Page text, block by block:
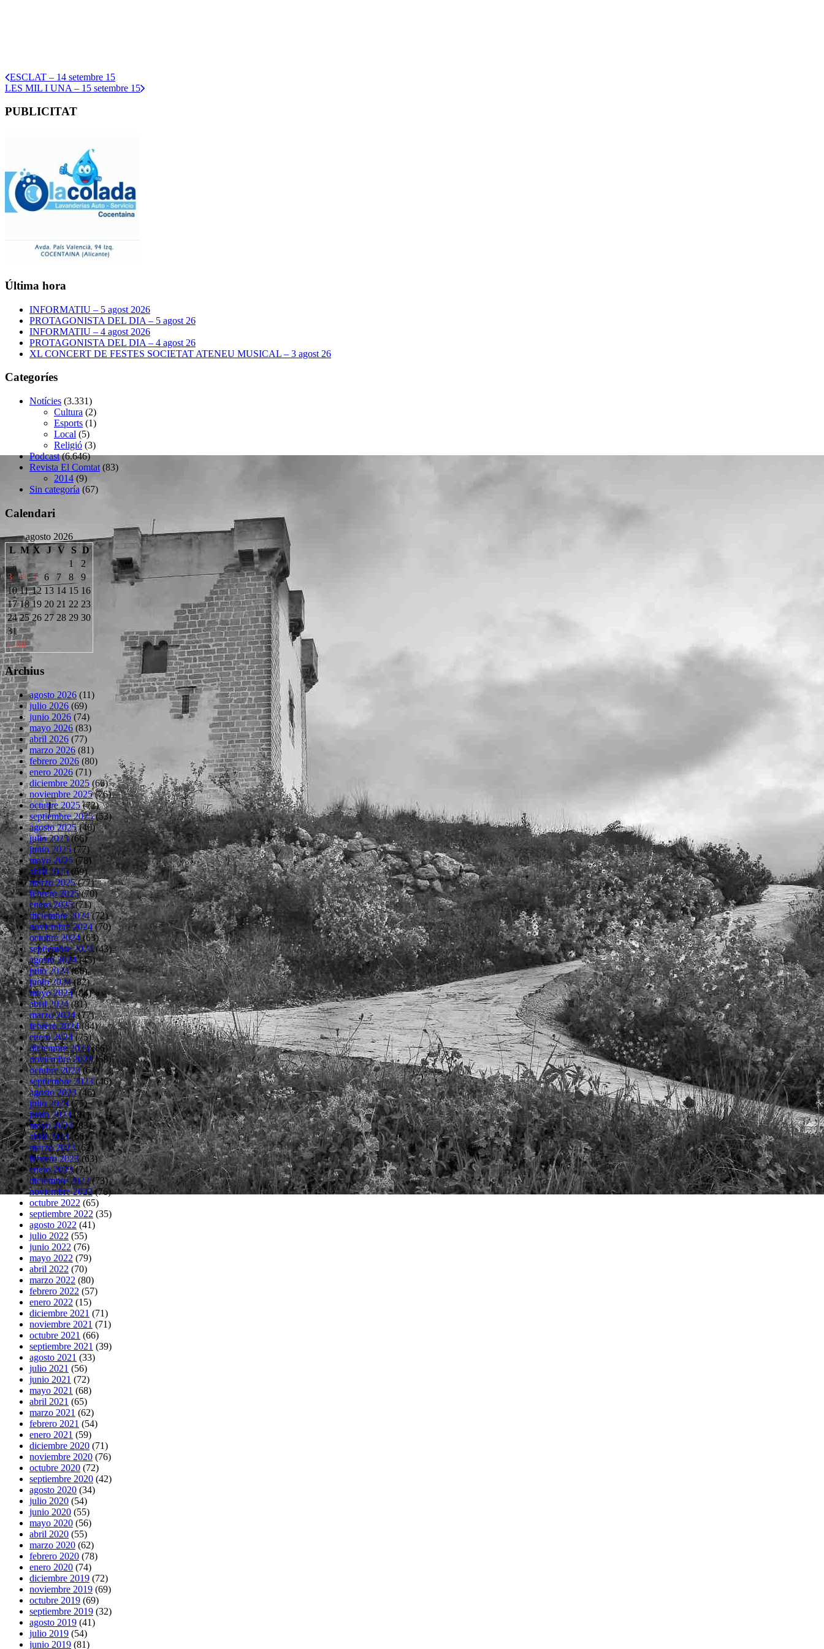
ESCLAT – 14 setembre 15
LES MIL I UNA – 15 setembre 15
PUBLICITAT
Última hora
INFORMATIU – 5 agost 2026
PROTAGONISTA DEL DIA – 5 agost 26
INFORMATIU – 4 agost 2026
PROTAGONISTA DEL DIA – 4 agost 26
XL CONCERT DE FESTES SOCIETAT ATENEU MUSICAL – 3 agost 26
Categoríes
Notícies (3.331)
Cultura (2)
Esports (1)
Local (5)
Religió (3)
Podcast(6.646)
Revista El Comtat (83)
2014 (9)
Sin categoría (67)
Calendari
agosto 2026
L M X J V S D
« Jul
1
2
3
4 5 6 7 8
9
10 11 12 13 14 15 16
17 18 19 20 21 22 23
24 25 26 27 28 29 30
31
Archius
agosto 2026 (11)
julio 2026 (69)
junio 2026 (74)
mayo 2026 (83)
abril 2026 (77)
marzo 2026 (81)
febrero 2026 (80)
enero 2026 (71)
diciembre 2025 (66)
noviembre 2025(76)
octubre 2025(72)
septiembre 2025(53)
agosto 2025(40)
julio 2025(66)
junio 2025(77)
mayo 2025 (78)
abril 2025(69)
marzo 2025(77)
febrero 2025(70)
enero 2025(71)
diciembre 2024(72)
noviembre 2024(70)
octubre 2024(63)
septiembre 2024(43)
agosto 2024(45)
julio 2024(66)
junio 2024(82)
mayo 2024(84)
abril 2024(81)
marzo 2024(77)
febrero 2024(84)
enero 2024(75)
diciembre 2023(66)
noviembre 2023(68)
octubre 2023(64)
septiembre 2023(46)
agosto 2023(46)
julio 2023(75)
junio 2023(81)
mayo 2023(83)
abril 2023(66)
marzo 2023(62)
febrero 2023(63)
enero 2023(74)
diciembre 2022(73)
noviembre 2022(76)
octubre 2022 (65)
septiembre 2022 (35)
agosto 2022 (41)
julio 2022 (55)
junio 2022 (76)
mayo 2022 (79)
abril 2022 (70)
marzo 2022 (80)
febrero 2022 (57)
enero 2022 (15)
diciembre 2021 (71)
noviembre 2021 (71)
octubre 2021 (66)
septiembre 2021 (39)
agosto 2021 (33)
julio 2021 (56)
junio 2021 (72)
mayo 2021 (68)
abril 2021 (65)
marzo 2021 (62)
febrero 2021 (54)
enero 2021 (59)
diciembre 2020 (71)
noviembre 2020 (76)
octubre 2020 (72)
septiembre 2020 (42)
agosto 2020 (34)
julio 2020 (54)
junio 2020 (55)
mayo 2020 (56)
abril 2020 (55)
marzo 2020 (62)
febrero 2020 (78)
enero 2020 (74)
diciembre 2019 (72)
noviembre 2019 (69)
octubre 2019 (69)
septiembre 2019 (32)
agosto 2019 (41)
julio 2019 (54)
junio 2019 (81)